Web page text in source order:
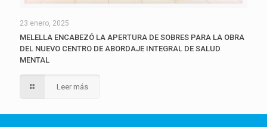
23 enero, 2025
MELELLA ENCABEZÓ LA APERTURA DE SOBRES PARA LA OBRA
DEL NUEVO CENTRO DE ABORDAJE INTEGRAL DE SALUD
MENTAL
Leer más